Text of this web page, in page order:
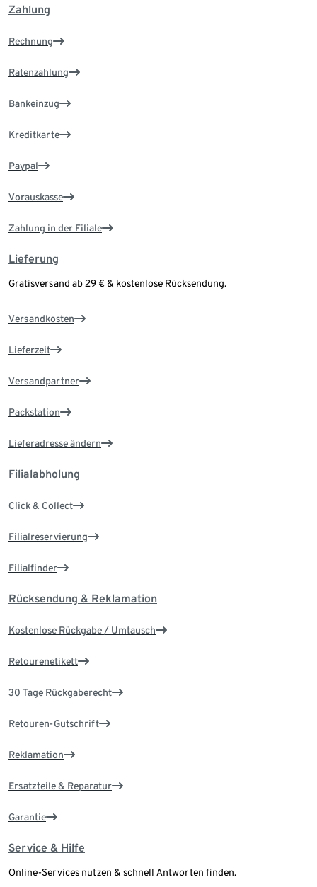
Zahlung
Rechnung
Ratenzahlung
Bankeinzug
Kreditkarte
Paypal
Vorauskasse
Zahlung in der Filiale
Lieferung
Gratisversand ab 29 € & kostenlose Rücksendung.
Versandkosten
Lieferzeit
Versandpartner
Packstation
Lieferadresse ändern
Filialabholung
Click & Collect
Filialreservierung
Filialfinder
Rücksendung & Reklamation
Kostenlose Rückgabe / Umtausch
Retourenetikett
30 Tage Rückgaberecht
Retouren-Gutschrift
Reklamation
Ersatzteile & Reparatur
Garantie
Service & Hilfe
Online-Services nutzen & schnell Antworten finden.